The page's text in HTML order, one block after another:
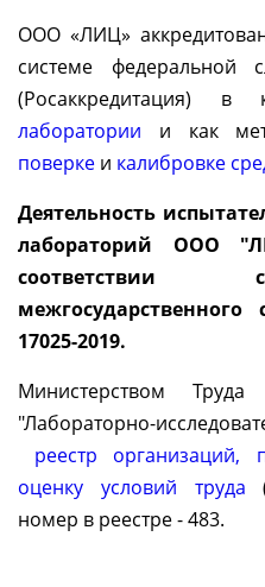
ООО «ЛИЦ»
системе федеральной
(Росаккредитация) в
лаборатории и как
поверке и калибровке
Деятельность
лабораторий ООО
соответствии
межгосударственного
17025-2019.
Министерством
"Лабораторно-
реестр организаций,
оценку условий труда
номер в реестре - 483.